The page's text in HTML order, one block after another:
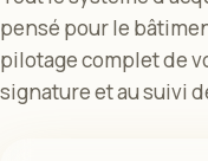
pensé pour le
pilotage complet de
signature et au suivi